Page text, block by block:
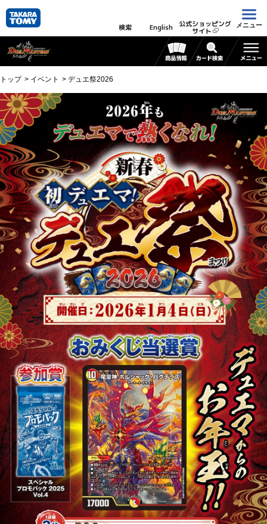
検索 English 公式ショッピング
サイト
メニュー
トップ イベント デュエ祭2026